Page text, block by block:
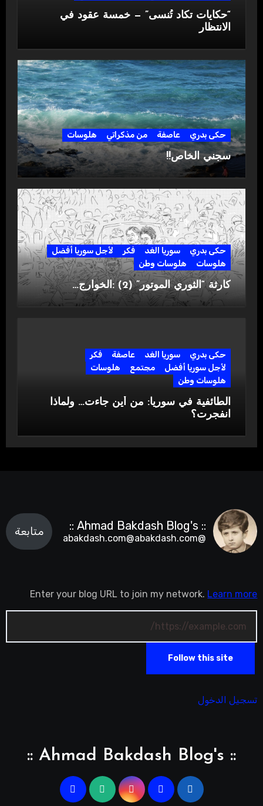
“حكايات تكاد تُنسى” — خمسة عقود في
الانتظار
حكى بدري عاصفة من مذكراتي هلوسات
سجني الخاص!!
حكى بدري سوريا الغد فكر
لأجل سوريا أفضل
هلوسات
هلوسات وطن
كارثة “الثوري الموتور” (2) :الخوارج…
حكى بدري سوريا الغد عاصفة
فكر
لأجل سوريا أفضل
مجتمع
هلوسات
هلوسات وطن
الطائفية في سوريا: من أين جاءت… ولماذا
انفجرت؟
:: Ahmad Bakdash Blog's ::
@abakdash.com@abakdash.com
متابعة
Enter your blog URL to join my network. Learn more
Follow this site
تسجيل الدخول
:: Ahmad Bakdash Blog's ::